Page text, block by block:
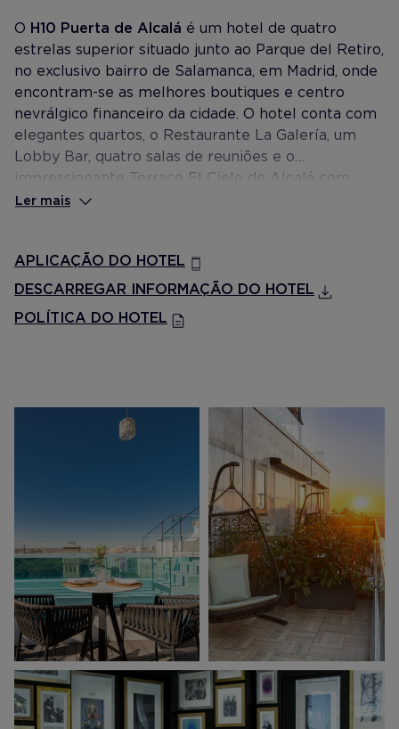
O H10 Puerta de Alcalá é um hotel de quatro
estrelas superior situado junto ao Parque del Retiro,
no exclusivo bairro de Salamanca, em Madrid, onde
encontram-se as melhores boutiques e centro
nevrálgico financeiro da cidade. O hotel conta com
elegantes quartos, o Restaurante La Galería, um
Lobby Bar, quatro salas de reuniões e o
impressionante Terraço El Cielo de Alcalá com
plunge pool e vistas panorâmicas à cidade.
Ler mais
APLICAÇÃO DO HOTEL
DESCARREGAR INFORMAÇÃO DO HOTEL
POLÍTICA DO HOTEL